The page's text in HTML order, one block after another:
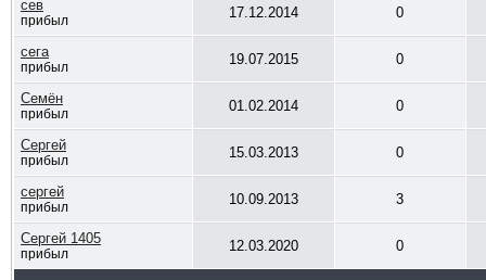
сев
прибыл 17.12.2014 0
сега
прибыл 19.07.2015 0
Семён
прибыл 01.02.2014 0
Сергей
прибыл 15.03.2013 0
сергей
прибыл 10.09.2013 3
Сергей 1405
прибыл 12.03.2020 0